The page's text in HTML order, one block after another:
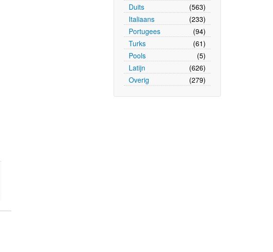
Duits
(563)
Italiaans
(233)
Portugees
(94)
Turks
(61)
Pools
(5)
Latijn
(626)
Overig
(279)